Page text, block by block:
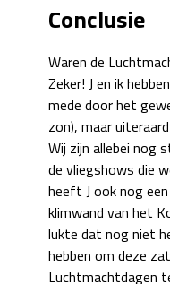
Conclusie
Waren de
Zeker! J en ik
mede door het
zon), maar
Wij zijn allebei nog
de vliegshows die
heeft J ook nog
klimwand van het
lukte dat nog niet
hebben om deze
Luchtmachtdagen